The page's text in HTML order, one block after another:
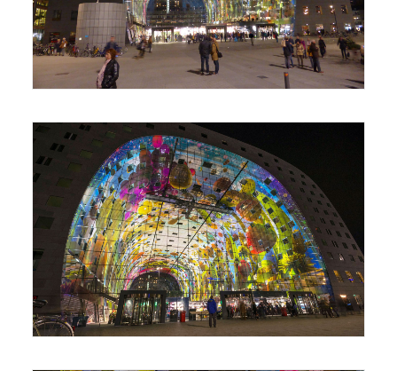
Foto: Paul Arps
Foto: Gilbert Sopakuwa